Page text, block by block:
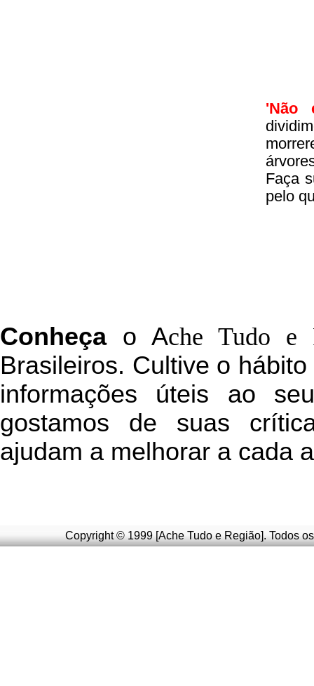
'Não
Faça
pelo
Conheçao Ache Tudo e
Brasileiros. Cultive o
informações úteis ao
gostamos de suas
ajudam a melhorar a cada
Copyright © 1999 [Ache Tudo e Região]. Todos